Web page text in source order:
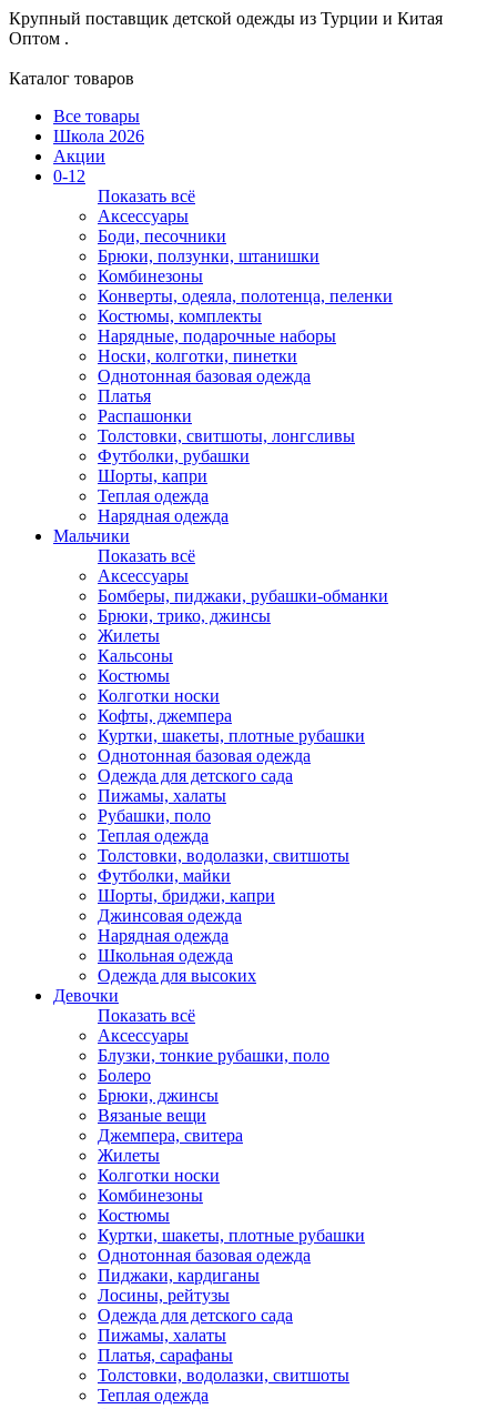
Крупный поставщик детской одежды из Турции и Китая
Оптом .
Каталог товаров
Все товары
Школа 2026
Акции
0-12
Показать всё
Аксессуары
Боди, песочники
Брюки, ползунки, штанишки
Комбинезоны
Конверты, одеяла, полотенца, пеленки
Костюмы, комплекты
Нарядные, подарочные наборы
Носки, колготки, пинетки
Однотонная базовая одежда
Платья
Распашонки
Толстовки, свитшоты, лонгсливы
Футболки, рубашки
Шорты, капри
Теплая одежда
Нарядная одежда
Мальчики
Показать всё
Аксессуары
Бомберы, пиджаки, рубашки-обманки
Брюки, трико, джинсы
Жилеты
Кальсоны
Костюмы
Колготки носки
Кофты, джемпера
Куртки, шакеты, плотные рубашки
Однотонная базовая одежда
Одежда для детского сада
Пижамы, халаты
Рубашки, поло
Теплая одежда
Толстовки, водолазки, свитшоты
Футболки, майки
Шорты, бриджи, капри
Джинсовая одежда
Нарядная одежда
Школьная одежда
Одежда для высоких
Девочки
Показать всё
Аксессуары
Блузки, тонкие рубашки, поло
Болеро
Брюки, джинсы
Вязаные вещи
Джемпера, свитера
Жилеты
Колготки носки
Комбинезоны
Костюмы
Куртки, шакеты, плотные рубашки
Однотонная базовая одежда
Пиджаки, кардиганы
Лосины, рейтузы
Одежда для детского сада
Пижамы, халаты
Платья, сарафаны
Толстовки, водолазки, свитшоты
Теплая одежда